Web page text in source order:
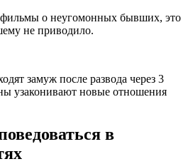
о неугомонных бывших, это
не приводило.
замуж после развода через 3
узаконивают новые отношения
в